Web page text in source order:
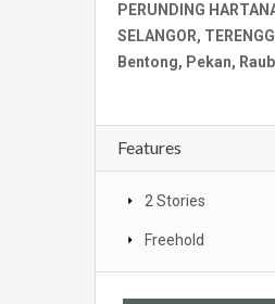
PERUNDING
SELANGOR,
Bentong, Pekan,
Features
2 Stories
Freehold